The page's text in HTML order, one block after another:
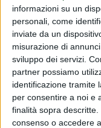
informazioni su un
personali, come
inviate da un
misurazione di
sviluppo dei servizi.
partner possiamo
identificazione tramite
per consentire a noi e
finalità sopra
consenso o accedere
Vi informiamo che
05/03/2025 è stato
(UE) 2025/452 del
informazioni da
biologici.
Per leggere
registrato.
Se sei registrato,